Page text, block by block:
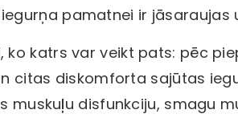
pamatnei ir jāsaraujas
ko katrs var veikt pats: pēc
citas diskomforta sajūtas
muskuļu disfunkciju, smagu